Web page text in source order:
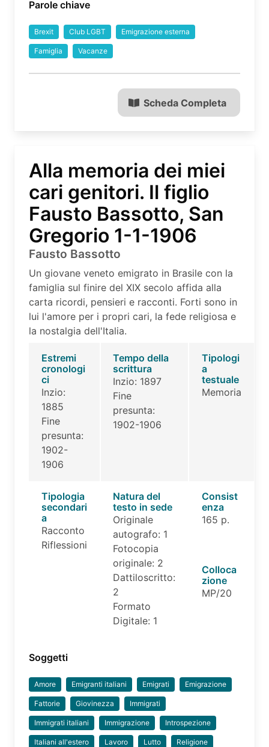
Parole chiave
Brexit Club LGBT Emigrazione esterna
Famiglia Vacanze
Scheda Completa
Alla memoria dei miei
cari genitori. Il figlio
Fausto Bassotto, San
Gregorio 1-1-1906
Fausto Bassotto
Un giovane veneto emigrato in Brasile con la
famiglia sul finire del XIX secolo affida alla
carta ricordi, pensieri e racconti. Forti sono in
lui l'amore per i propri cari, la fede religiosa e
la nostalgia dell'Italia.
Estremi
cronologi
ci
Inzio:
1885
Fine
presunta:
1902-
1906
Tempo della
scrittura
Inzio: 1897
Fine
presunta:
1902-1906
Tipologi
a
testuale
Memoria
Tipologia
secondari
a
Racconto
Riflessioni
Natura del
testo in sede
Originale
autografo: 1
Fotocopia
originale: 2
Dattiloscritto:
2
Formato
Digitale: 1
Consist
enza
165 p.
Colloca
zione
MP/20
Soggetti
Amore Emigranti italiani Emigrati Emigrazione
Fattorie Giovinezza Immigrati
Immigrati italiani Immigrazione Introspezione
Italiani all'estero Lavoro Lutto Religione